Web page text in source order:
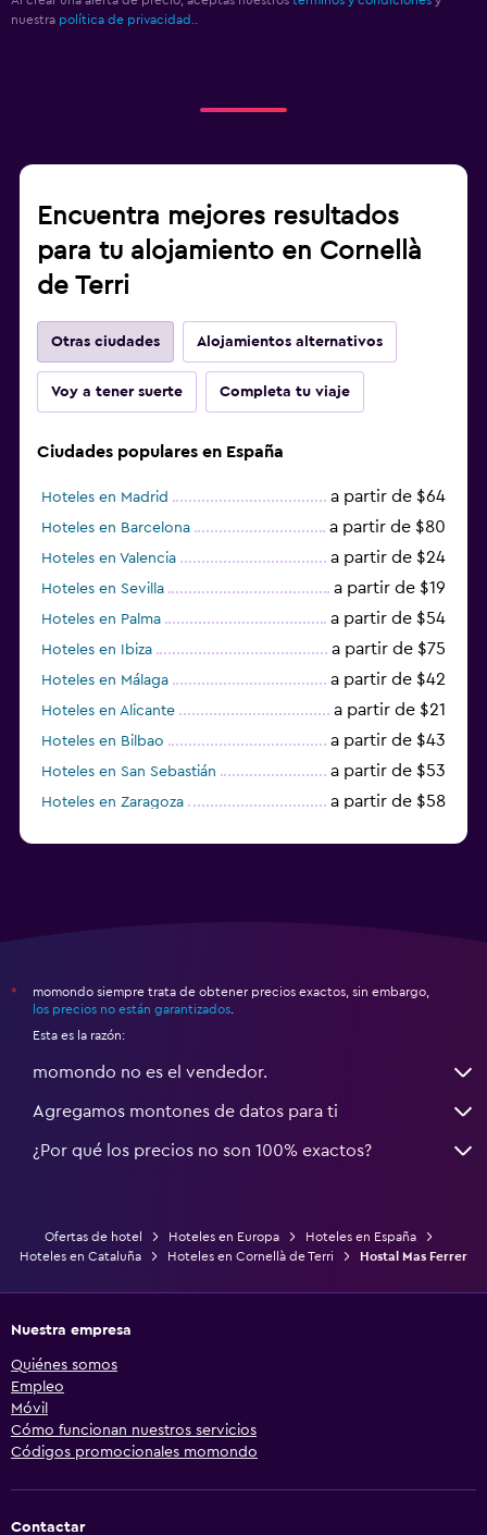
nuestra política de privacidad.
Encuentra mejores resultados
para tu alojamiento en Cornellà
de Terri
Otras ciudades Alojamientos alternativos
Voy a tener suerte Completa tu viaje
Ciudades populares en España
Hoteles en Madrid a partir de $64
Hoteles en Barcelona a partir de $80
Hoteles en Valencia a partir de $24
Hoteles en Sevilla a partir de $19
Hoteles en Palma a partir de $54
Hoteles en Ibiza a partir de $75
Hoteles en Málaga a partir de $42
Hoteles en Alicante a partir de $21
Hoteles en Bilbao a partir de $43
Hoteles en San Sebastián a partir de $53
Hoteles en Zaragoza a partir de $58
*
momondo siempre trata de obtener precios exactos, sin embargo,
los precios no están garantizados
Esta es la razón:
momondo no es el vendedor.
Agregamos montones de datos para ti
¿Por qué los precios no son 100% exactos?
Ofertas de hotel Hoteles en Europa
Hoteles en España
Hoteles en Cataluña
Hoteles en Cornellà de Terri Hostal Mas Ferrer
Nuestra empresa
Quiénes somos
Empleo
Móvil
Cómo funcionan nuestros servicios
Códigos promocionales momondo
Contactar